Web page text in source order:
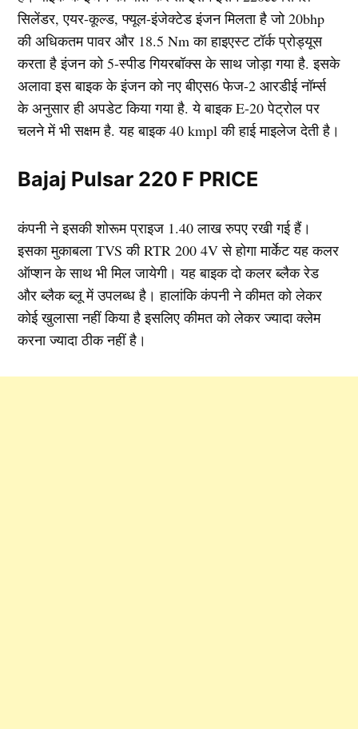
सिलेंडर, एयर-कूल्ड, फ्यूल-इंजेक्टेड इंजन मिलता है जो 20bhp
की अधिकतम पावर और 18.5 Nm का हाइएस्ट टॉर्क प्रोड्यूस
करता है इंजन को 5-स्पीड गियरबॉक्स के साथ जोड़ा गया है. इसके
अलावा इस बाइक के इंजन को नए बीएस6 फेज-2 आरडीई नॉर्म्स
के अनुसार ही अपडेट किया गया है. ये बाइक E-20 पेट्रोल पर
चलने में भी सक्षम है. यह बाइक 40 kmpl की हाई माइलेज देती है।
Bajaj Pulsar 220 F PRICE
कंपनी ने इसकी शोरूम प्राइज 1.40 लाख रुपए रखी गई हैं।
इसका मुकाबला TVS की RTR 200 4V से होगा मार्केट यह कलर
ऑप्शन के साथ भी मिल जायेगी। यह बाइक दो कलर ब्लैक रेड
और ब्लैक ब्लू में उपलब्ध है। हालांकि कंपनी ने कीमत को लेकर
कोई खुलासा नहीं किया है इसलिए कीमत को लेकर ज्यादा क्लेम
करना ज्यादा ठीक नहीं है।